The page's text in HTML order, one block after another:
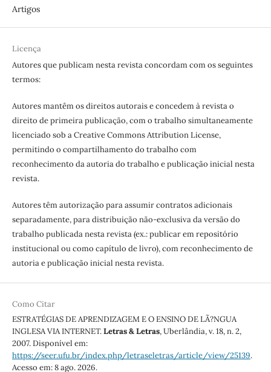
Artigos
Licença
Autores que publicam nesta revista concordam com os seguintes
termos:
Autores mantêm os direitos autorais e concedem à revista o
direito de primeira publicação, com o trabalho simultaneamente
licenciado sob a Creative Commons Attribution License,
permitindo o compartilhamento do trabalho com
reconhecimento da autoria do trabalho e publicação inicial nesta
revista.
Autores têm autorização para assumir contratos adicionais
separadamente, para distribuição não-exclusiva da versão do
trabalho publicada nesta revista (ex.: publicar em repositório
institucional ou como capítulo de livro), com reconhecimento de
autoria e publicação inicial nesta revista.
Como Citar
ESTRATÉGIAS DE APRENDIZAGEM E O ENSINO DE LÃ?NGUA
INGLESA VIA INTERNET.Letras & Letras, Uberlândia, v. 18, n. 2,
2007. Disponível em:
https://seer.ufu.br/index.php/letraseletras/article/view/25139.
Acesso em: 8 ago. 2026.